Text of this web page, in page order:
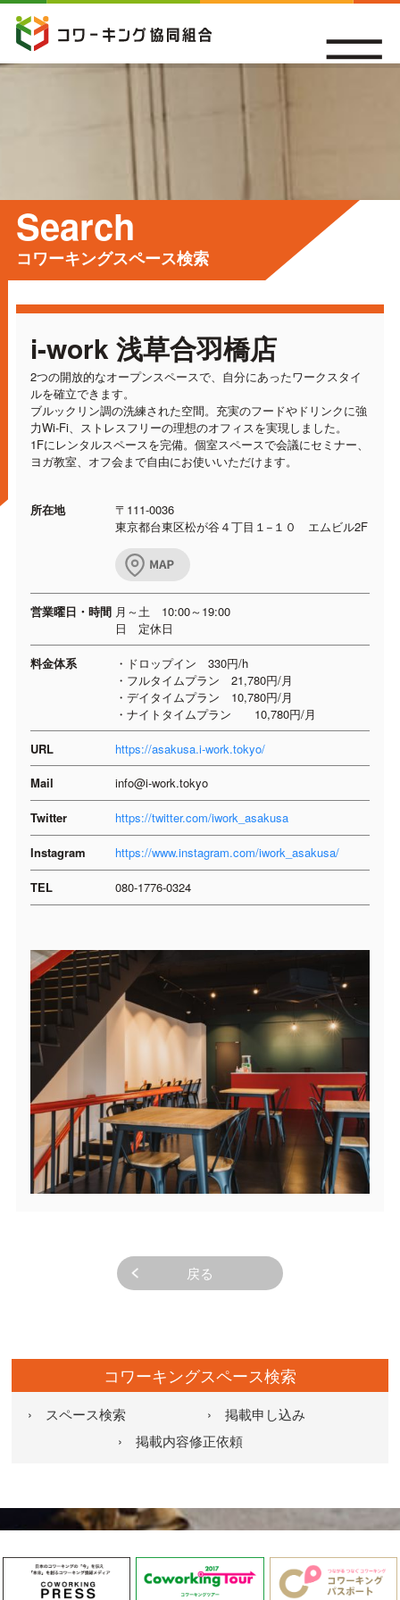
Search
コワーキングスペース検索
i-work 浅草合羽橋店
2つの開放的なオープンスペースで、自分にあったワークスタイ
ルを確立できます。
ブルックリン調の洗練された空間。充実のフードやドリンクに強
力Wi-Fi、ストレスフリーの理想のオフィスを実現しました。
1Fにレンタルスペースを完備。個室スペースで会議にセミナー、
ヨガ教室、オフ会まで自由にお使いいただけます。
所在地
〒111-0036
東京都台東区松が谷４丁目１−１０ エムビル2F
営業曜日・時間 月～土 10:00～19:00
日 定休日
料金体系
・ドロップイン 330円/h
・フルタイムプラン 21,780円/月
・デイタイムプラン 10,780円/月
・ナイトタイムプラン 10,780円/月
URL https://asakusa.i-work.tokyo/
Mail info@i-work.tokyo
Twitter https://twitter.com/iwork_asakusa
Instagram https://www.instagram.com/iwork_asakusa/
TEL 080-1776-0324
戻る
コワーキングスペース検索
› スペース検索
› 掲載申し込み
› 掲載内容修正依頼